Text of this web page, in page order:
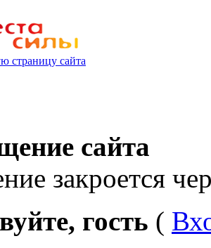
страницу сайта
сайта
закроется
гость (